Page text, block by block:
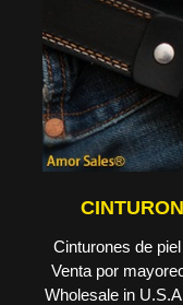
Cinturones de
Venta por
Wholesale in